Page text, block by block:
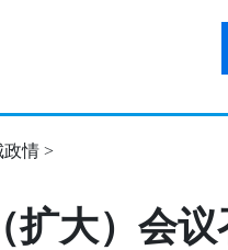
政情 >
扩大）会议